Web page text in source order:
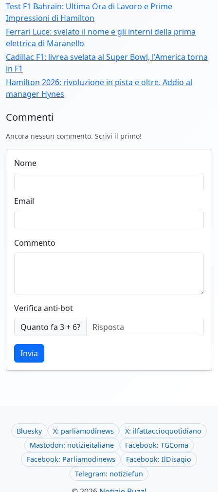
Test F1 Bahrain: Ultima Ora di Lavoro e Prime
Impressioni di Hamilton
Ferrari Luce: svelato il nome e gli interni della prima
elettrica di Maranello
Cadillac F1: livrea svelata al Super Bowl, l'America torna
in F1
Hamilton 2026: rivoluzione in pista e oltre. Addio al
manager Hynes
Commenti
Ancora nessun commento. Scrivi il primo!
Nome
Email
Commento
Verifica anti-bot
Quanto fa 3 + 6?
Invia
Bluesky X: parliamodinews
X: ilfattaccioquotidiano
Mastodon: notizieitaliane
Facebook: TGComa
Facebook: Parliamodinews
Facebook: IlDisagio
Telegram: notiziefun